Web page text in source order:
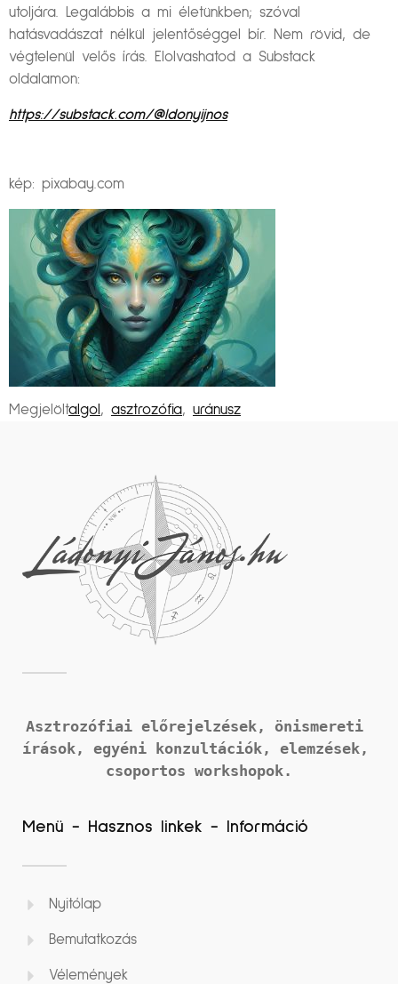
utoljára. Legalábbis a mi életünkben; szóval
hatásvadászat nélkül jelentőséggel bír. Nem rövid, de
végtelenül velős írás. Elolvashatod a Substack
oldalamon:
https://substack.com/@ldonyijnos
kép: pixabay.com
Megjelöltalgol , asztrozófia, uránusz
Asztrozófiai előrejelzések, önismereti
írások,
csoportos workshopok.
Menü - Hasznos linkek - Információ
Nyitólap
Bemutatkozás
Vélemények